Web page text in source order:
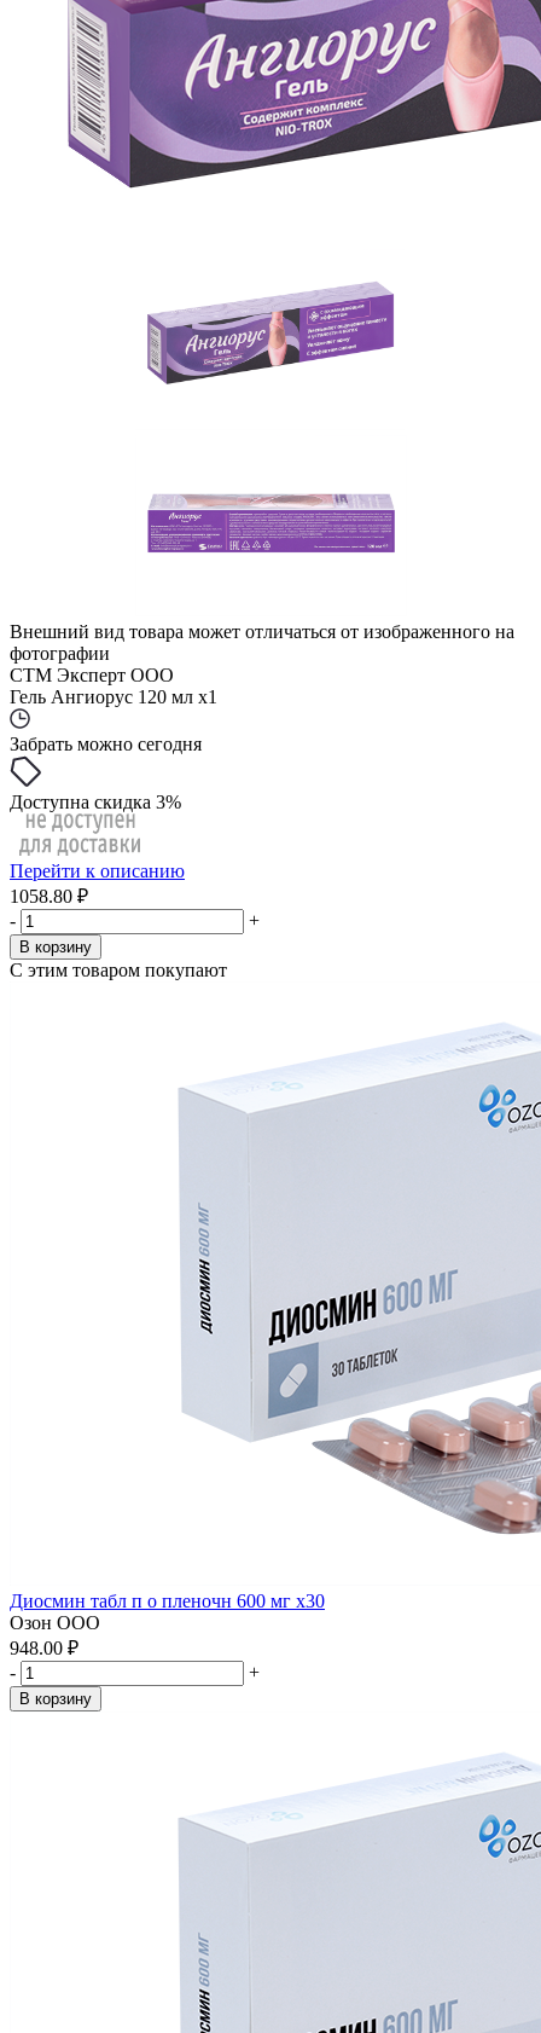
Внешний вид товара может отличаться от изображенного на
фотографии
СТМ Эксперт ООО
Гель Ангиорус 120 мл x1
Забрать можно сегодня
Доступна скидка 3%
Перейти к описанию
1058.80 ₽
-
+
В корзину
С этим товаром покупают
Диосмин табл п о пленочн 600 мг x30
Озон ООО
948.00 ₽
-
+
В корзину